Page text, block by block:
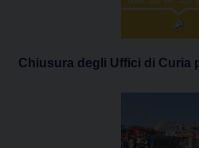
Chiusura degli Uffici di Curia